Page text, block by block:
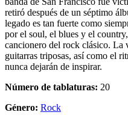
retiró después de un séptimo
legado es tan fuerte como
por el soul, el blues y el
cancionero del rock clásico. La
guitarras triposas, así como el
nunca dejarán de inspirar.
Número de tablaturas: 20
Género: Rock